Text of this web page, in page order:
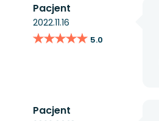
Pacjent
2022.11.16
★★★★★
★★★★★ 5.0
Pacjent